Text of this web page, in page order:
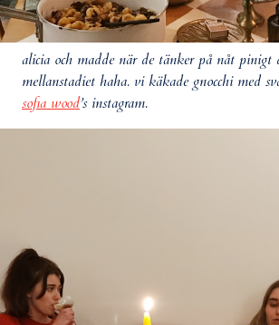
alicia och madde när de tänker på nåt pinigt
mellanstadiet haha. vi käkade gnocchi med
sofia wood’s instagram.